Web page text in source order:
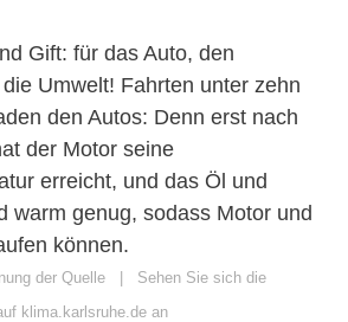
Gift: für das Auto, den
Umwelt! Fahrten unter zehn
den Autos: Denn erst nach
der Motor seine
erreicht, und das Öl und
warm genug, sodass Motor und
können.
der Quelle | Sehen Sie sich die
klima.karlsruhe.de an